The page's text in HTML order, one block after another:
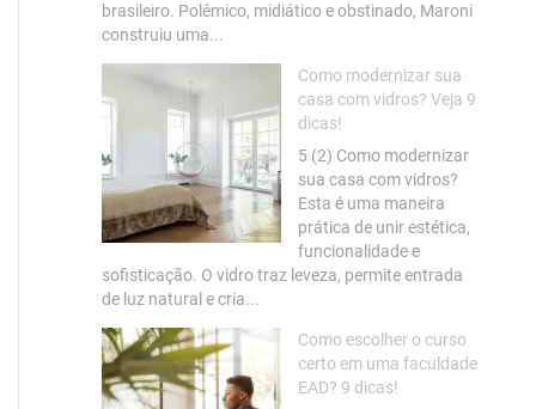
brasileiro. Polêmico, midiático e obstinado, Maroni
construiu uma...
Como modernizar sua
casa com vidros? Veja 9
dicas!
5 (2) Como modernizar
sua casa com vidros?
Esta é uma maneira
prática de unir estética,
funcionalidade e
sofisticação. O vidro traz leveza, permite entrada
de luz natural e cria...
Como escolher o curso
certo em uma faculdade
EAD? 9 dicas!